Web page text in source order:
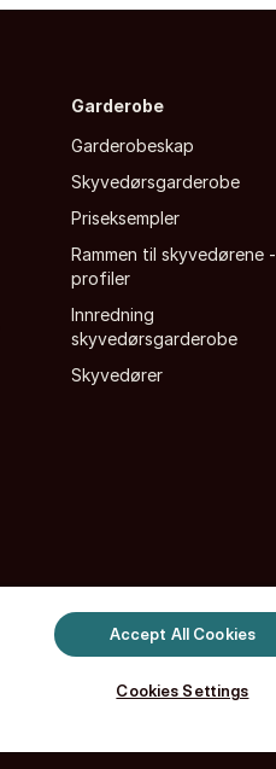
Garderobe
Garderobeskap
Skyvedørsgarderobe
Priseksempler
Rammen til skyvedørene -
profiler
Innredning
skyvedørsgarderobe
Skyvedører
Admin store page
Accept All Cookies
Cookies Settings